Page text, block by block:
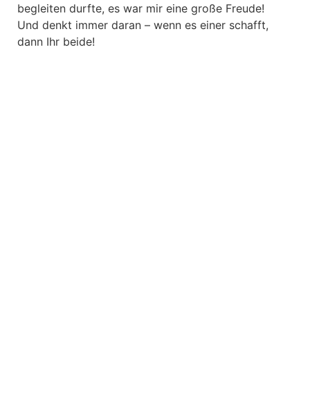
begleiten durfte, es war mir eine große Freude!
Und denkt immer daran – wenn es einer schafft,
dann Ihr beide!